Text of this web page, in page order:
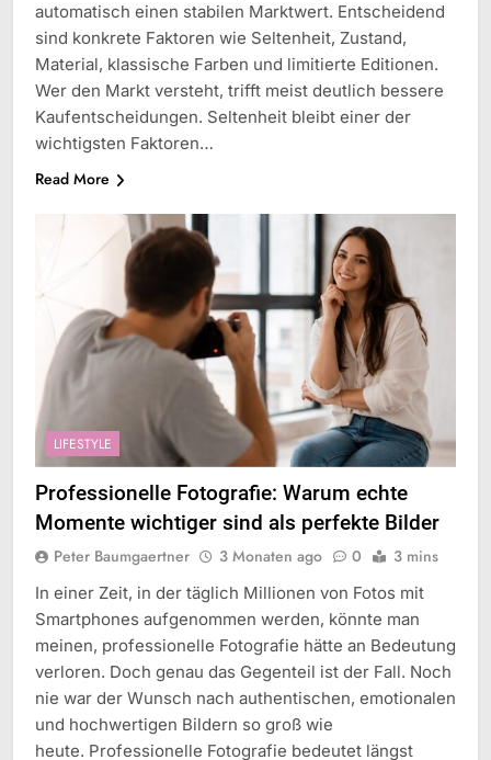
automatisch einen stabilen Marktwert. Entscheidend
sind konkrete Faktoren wie Seltenheit, Zustand,
Material, klassische Farben und limitierte Editionen.
Wer den Markt versteht, trifft meist deutlich bessere
Kaufentscheidungen. Seltenheit bleibt einer der
wichtigsten Faktoren…
Read More
LIFESTYLE
Professionelle Fotografie: Warum echte
Momente wichtiger sind als perfekte Bilder
Peter Baumgaertner 3 Monaten ago 0 3 mins
In einer Zeit, in der täglich Millionen von Fotos mit
Smartphones aufgenommen werden, könnte man
meinen, professionelle Fotografie hätte an Bedeutung
verloren. Doch genau das Gegenteil ist der Fall. Noch
nie war der Wunsch nach authentischen, emotionalen
und hochwertigen Bildern so groß wie
heute. Professionelle Fotografie bedeutet längst